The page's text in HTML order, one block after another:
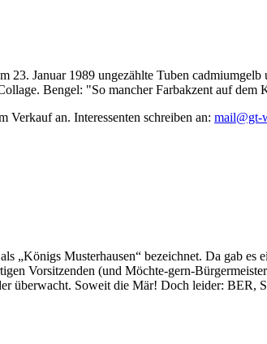
23. Januar 1989 ungezählte Tuben
Bengel: "So mancher Farbakzent auf
Verkauf an. Interessenten schreiben an: mail@gt-
„Königs Musterhausen“ bezeichnet. Da gab es
Vorsitzenden (und Möchte-gern-
überwacht. Soweit die Mär! Doch leider: BER,